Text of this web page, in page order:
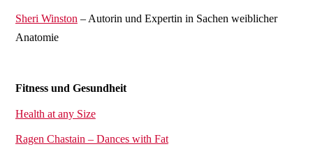
Sheri Winston – Autorin und Expertin in Sachen weiblicher
Anatomie
Fitness und Gesundheit
Health at any Size
Ragen Chastain – Dances with Fat